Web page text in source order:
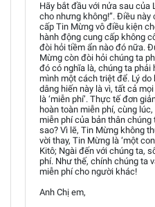
Hãy bắt đầu với nửa sau của
cho nhưng không!”. Điều
cấp Tin Mừng vô điều kiện
hành động cung cấp không
đòi hỏi tiềm ẩn nào đó nữa.
Mừng còn đòi hỏi chúng ta
đó có nghĩa là, chúng ta phải
mình một cách triệt để. Lý
dâng hiến này là vì, tất cả
là ‘miễn phí’. Thực tế đơn
hoàn toàn miễn phí, cùng
miễn phí của bản thân
sao? Vì lẽ, Tin Mừng không
vời thay, Tin Mừng là ‘một
Kitô; Ngài đến với chúng ta,
phí. Như thế, chính chúng ta
miễn phí cho người khác!
Anh Chị em,